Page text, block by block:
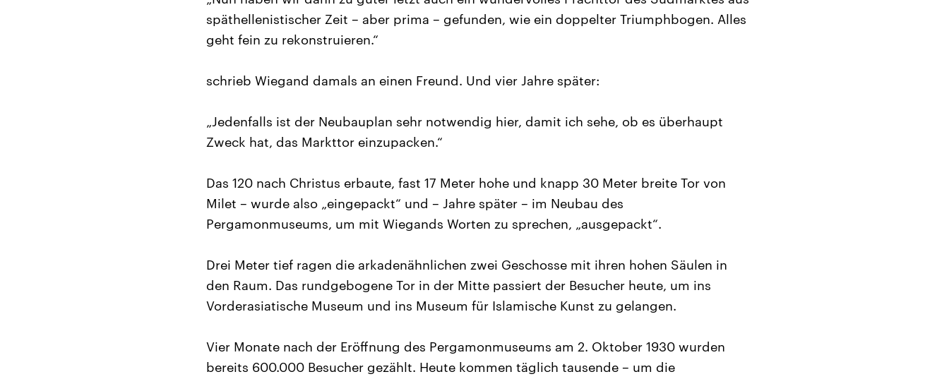
späthellenistischer Zeit – aber prima – gefunden, wie ein doppelter Triumphbogen. Alles
geht fein zu rekonstruieren.“
schrieb Wiegand damals an einen Freund. Und vier Jahre später:
„Jedenfalls ist der Neubauplan sehr notwendig hier, damit ich sehe, ob es überhaupt
Zweck hat, das Markttor einzupacken.“
Das 120 nach Christus erbaute, fast 17 Meter hohe und knapp 30 Meter breite Tor von
Milet – wurde also „eingepackt“ und – Jahre später – im Neubau des
Pergamonmuseums, um mit Wiegands Worten zu sprechen, „ausgepackt“.
Drei Meter tief ragen die arkadenähnlichen zwei Geschosse mit ihren hohen Säulen in
den Raum. Das rundgebogene Tor in der Mitte passiert der Besucher heute, um ins
Vorderasiatische Museum und ins Museum für Islamische Kunst zu gelangen.
Vier Monate nach der Eröffnung des Pergamonmuseums am 2. Oktober 1930 wurden
bereits 600.000 Besucher gezählt. Heute kommen täglich tausende – um die